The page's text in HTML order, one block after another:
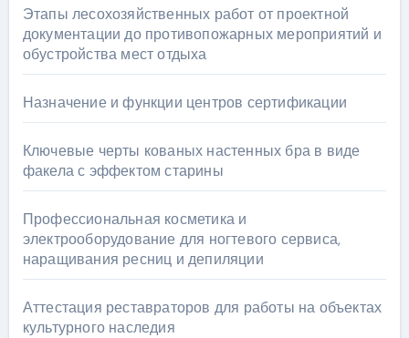
Этапы лесохозяйственных работ от проектной
документации до противопожарных мероприятий и
обустройства мест отдыха
Назначение и функции центров сертификации
Ключевые черты кованых настенных бра в виде
факела с эффектом старины
Профессиональная косметика и
электрооборудование для ногтевого сервиса,
наращивания ресниц и депиляции
Аттестация реставраторов для работы на объектах
культурного наследия